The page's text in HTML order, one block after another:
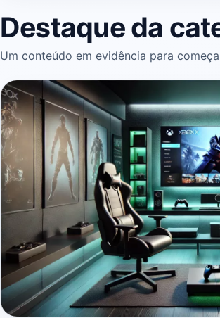
Destaque da
Um conteúdo em evidência para